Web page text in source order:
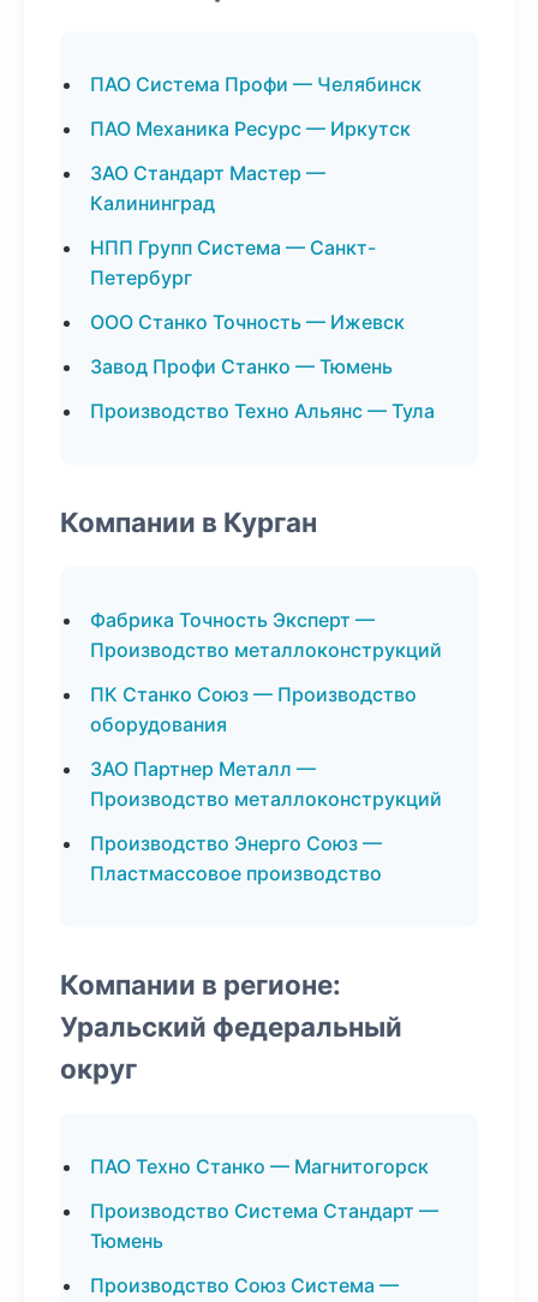
ПАО Система Профи — Челябинск
ПАО Механика Ресурс — Иркутск
ЗАО Стандарт Мастер —
Калининград
НПП Групп Система — Санкт-
Петербург
ООО Станко Точность — Ижевск
Завод Профи Станко — Тюмень
Производство Техно Альянс — Тула
Компании в Курган
Фабрика Точность Эксперт —
Производство металлоконструкций
ПК Станко Союз — Производство
оборудования
ЗАО Партнер Металл —
Производство металлоконструкций
Производство Энерго Союз —
Пластмассовое производство
Компании в регионе:
Уральский федеральный
округ
ПАО Техно Станко — Магнитогорск
Производство Система Стандарт —
Тюмень
Производство Союз Система —